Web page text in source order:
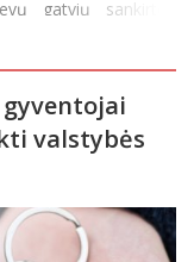
gatvių sankirtos
žaliosios vejos
gyventojai
valstybės